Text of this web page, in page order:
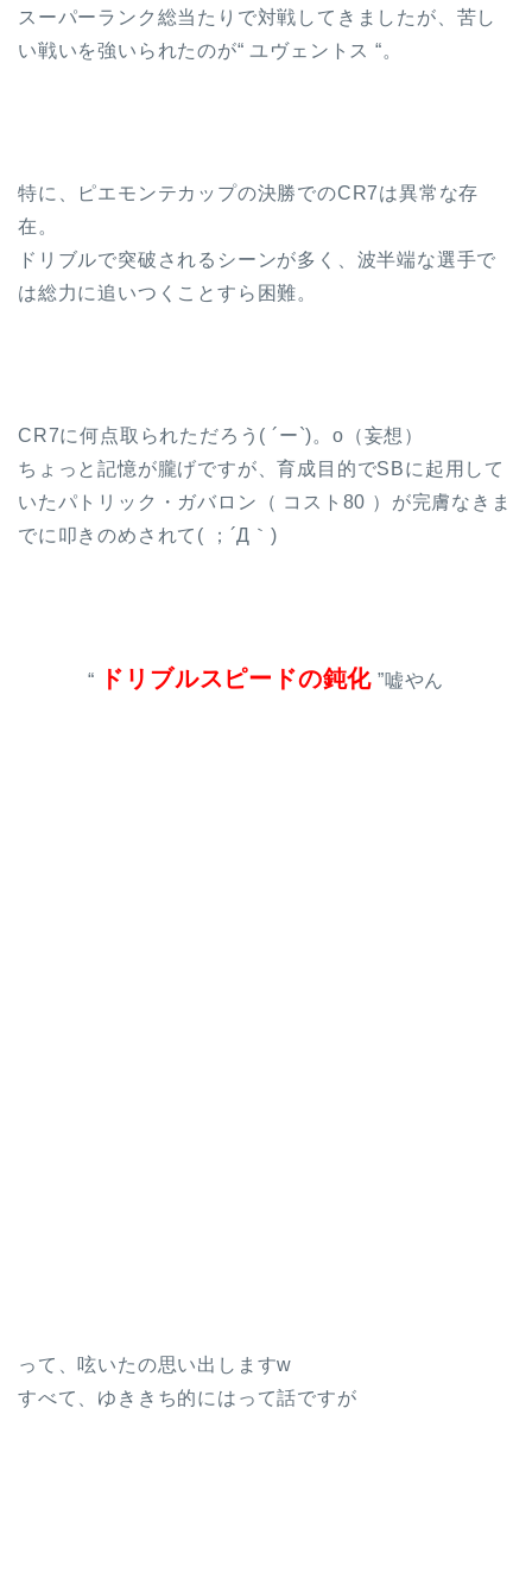
スーパーランク総当たりで対戦してきましたが、苦し
い戦いを強いられたのが“ ユヴェントス “。
特に、ピエモンテカップの決勝でのCR7は異常な存
在。
ドリブルで突破されるシーンが多く、波半端な選手で
は総力に追いつくことすら困難。
CR7に何点取られただろう( ´ー`)。о（妄想）
ちょっと記憶が朧げですが、育成目的でSBに起用して
いたパトリック・ガバロン（ コスト80 ）が完膚なきま
でに叩きのめされて( ；´Д｀)
“ ドリブルスピードの鈍化 ”嘘やん
って、呟いたの思い出しますw
すべて、ゆききち的にはって話ですが